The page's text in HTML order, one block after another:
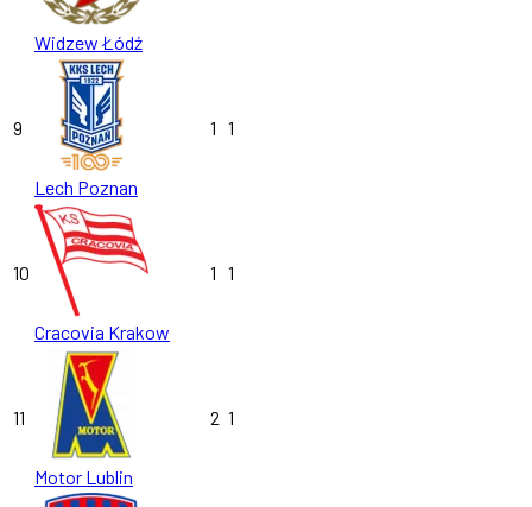
Widzew Łódź
9
Lech Poznan
1 1
10
Cracovia Krakow
1 1
11
Motor Lublin
2 1